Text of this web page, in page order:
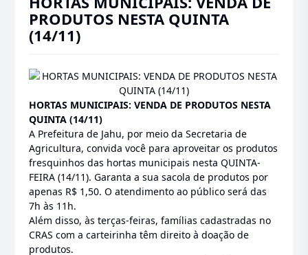
PRODUTOS NESTA QUINTA
(14/11)
HORTAS MUNICIPAIS: VENDA DE PRODUTOS NESTA
QUINTA (14/11)
A Prefeitura de Jahu, por meio da Secretaria de
Agricultura, convida você para aproveitar os produtos
fresquinhos das hortas municipais nesta QUINTA-
FEIRA (14/11). Garanta a sua sacola de produtos por
apenas R$ 1,50. O atendimento ao público será das
7h às 11h.
Além disso, às terças-feiras, famílias cadastradas no
CRAS com a carteirinha têm direito à doação de
produtos.